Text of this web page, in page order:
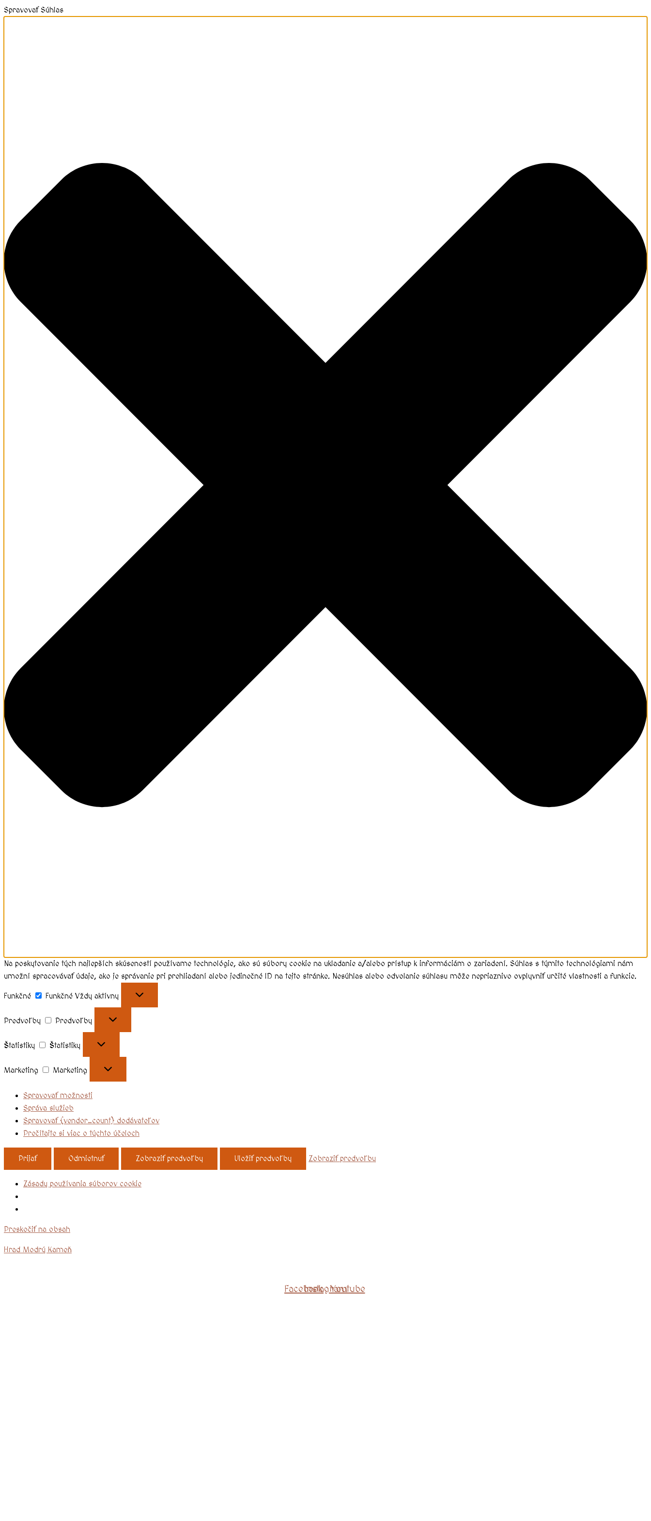
Spravovať Súhlas
Na poskytovanie tých najlepších skúseností používame technológie, ako sú súbory cookie na ukladanie a/alebo prístup k informáciám o zariadení. Súhlas s týmito technológiami nám
umožní spracovávať údaje, ako je správanie pri prehliadaní alebo jedinečné ID na tejto stránke. Nesúhlas alebo odvolanie súhlasu môže nepriaznivo ovplyvniť určité vlastnosti a funkcie.
Funkčné Funkčné Vždy aktívny
Predvoľby Predvoľby
Štatistiky Štatistiky
Marketing Marketing
Spravovať možnosti
Správa služieb
Spravovať {vendor_count} dodávateľov
Prečítajte si viac o týchto účeloch
Prijať Odmietnuť Zobraziť predvoľby Uložiť predvoľby Zobraziť predvoľby
Zásady používania súborov cookie
Preskočiť na obsah
Hrad Modrý Kameň
FacebookInstagramYoutube